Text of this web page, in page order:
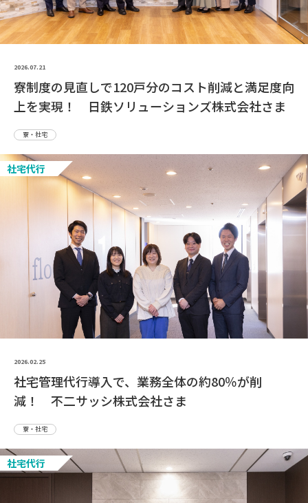
2026.07.21
寮制度の見直しで120戸分のコスト削減と満足度向
上を実現！ 日鉄ソリューションズ株式会社さま
寮・社宅
社宅代行
2026.02.25
社宅管理代行導入で、業務全体の約80％が削
減！ 不二サッシ株式会社さま
寮・社宅
社宅代行